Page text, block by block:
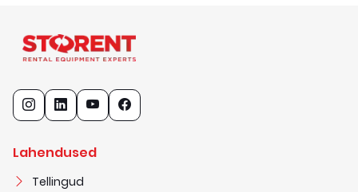
Lahendused
Tellingud